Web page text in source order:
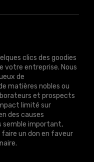
clics des goodies
votre entreprise. Nous
de
matières nobles ou
et prospects
limité sur
des causes
semble important,
un don en faveur